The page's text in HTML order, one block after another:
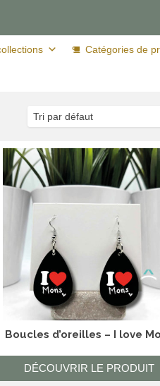
Catégories de
Tri par défaut
Boucles d’oreilles – I love
DÉCOUVRIR LE PRODUIT